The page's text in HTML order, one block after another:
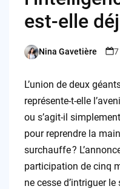
est-elle
Posted
Nina Gavetière
L’union de deux
représente-t-elle
ou s’agit-il
pour reprendre la
surchauffe ?
participation de cinq
ne cesse d’intriguer